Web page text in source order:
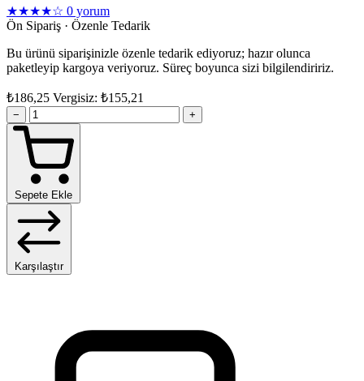
★★★★☆ 0 yorum
Ön Sipariş · Özenle Tedarik
Bu ürünü siparişinizle özenle tedarik ediyoruz; hazır olunca
paketleyip kargoya veriyoruz. Süreç boyunca sizi bilgilendiririz.
₺186,25 Vergisiz: ₺155,21
− +
Sepete Ekle
Karşılaştır